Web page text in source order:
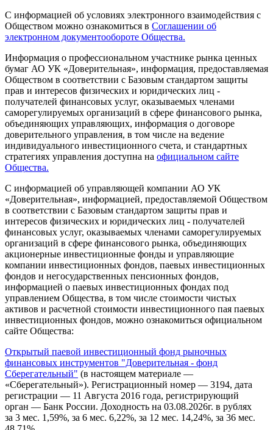
С информацией об условиях электронного взаимодействия с
Обществом можно ознакомиться в Соглашении об
электронном документообороте Общества.
Информация о профессиональном участнике рынка ценных
бумаг АО УК «Доверительная», информация, предоставляемая
Обществом в соответствии с Базовым стандартом защиты
прав и интересов физических и юридических лиц -
получателей финансовых услуг, оказываемых членами
саморегулируемых организаций в сфере финансового рынка,
объединяющих управляющих, информация о договоре
доверительного управления, в том числе на ведение
индивидуального инвестиционного счета, и стандартных
стратегиях управления доступна на официальном сайте
Общества.
С информацией об управляющей компании АО УК
«Доверительная», информацией, предоставляемой Обществом
в соответствии с Базовым стандартом защиты прав и
интересов физических и юридических лиц - получателей
финансовых услуг, оказываемых членами саморегулируемых
организаций в сфере финансового рынка, объединяющих
акционерные инвестиционные фонды и управляющие
компании инвестиционных фондов, паевых инвестиционных
фондов и негосударственных пенсионных фондов,
информацией о паевых инвестиционных фондах под
управлением Общества, в том числе стоимости чистых
активов и расчетной стоимости инвестиционного пая паевых
инвестиционных фондов, можно ознакомиться официальном
сайте Общества:
Открытый паевой инвестиционный фонд рыночных
финансовых инструментов "Доверительная - фонд
Сберегательный" (в настоящем материале —
«Сберегательный»). Регистрационный номер — 3194, дата
регистрации — 11 Августа 2016 года, регистрирующий
орган — Банк России. Доходность на 03.08.2026г. в рублях
за 3 мес. 1,59%, за 6 мес. 6,22%, за 12 мес. 14,24%, за 36 мес.